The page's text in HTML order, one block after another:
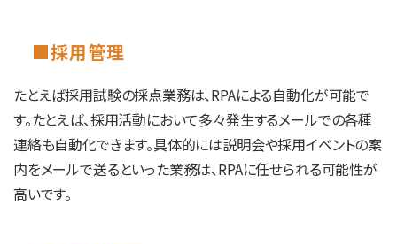
■採用管理
たとえば採用試験の採点業務は、RPAによる自動化が可能で
す。たとえば、採用活動において多々発生するメールでの各種
連絡も自動化できます。具体的には説明会や採用イベントの案
内をメールで送るといった業務は、RPAに任せられる可能性が
高いです。